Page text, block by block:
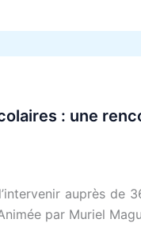
: une
auprès de
par Muriel